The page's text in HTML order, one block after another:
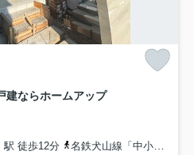
建ならホームアップ
駅 徒歩12分
名鉄犬山線「中小田井」駅 徒歩20分